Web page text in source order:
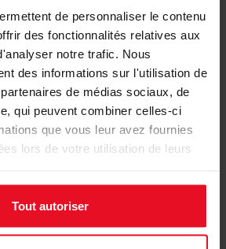
de personnaliser le contenu
des fonctionnalités relatives aux
notre trafic. Nous
des informations sur l'utilisation de
de médias sociaux, de
qui peuvent combiner celles-ci
que vous leur avez fournies
lors de votre utilisation de leurs
Tout autoriser
globe terrestre origami
Détail